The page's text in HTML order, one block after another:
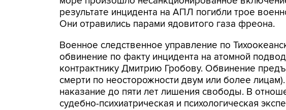
результате инцидента на АПЛ погибли трое
Они отравились парами ядовитого газа фреона.
Военное следственное управление по
обвинение по факту инцидента на атомной
контрактнику Дмитрию Гробову. Обвинение
смерти по неосторожности двум или более
наказание до пяти лет лишения свободы. В
судебно-психиатрическая и психологическая